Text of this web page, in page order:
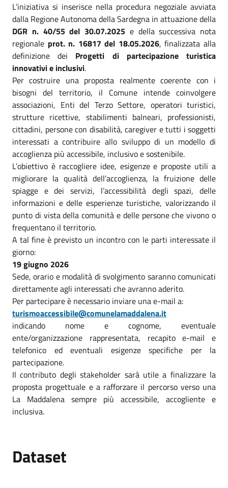
L’iniziativa si inserisce nella procedura negoziale avviata
dalla Regione Autonoma della Sardegna in attuazione della
DGR n. 40/55 del 30.07.2025 e della successiva nota
regionale prot. n. 16817 del 18.05.2026, finalizzata alla
definizione dei Progetti di partecipazione turistica
innovativi e inclusivi.
Per costruire una proposta realmente coerente con i
bisogni del territorio, il Comune intende coinvolgere
associazioni, Enti del Terzo Settore, operatori turistici,
strutture ricettive, stabilimenti balneari, professionisti,
cittadini, persone con disabilità, caregiver e tutti i soggetti
interessati a contribuire allo sviluppo di un modello di
accoglienza più accessibile, inclusivo e sostenibile.
L’obiettivo è raccogliere idee, esigenze e proposte utili a
migliorare la qualità dell’accoglienza, la fruizione delle
spiagge e dei servizi, l’accessibilità degli spazi, delle
informazioni e delle esperienze turistiche, valorizzando il
punto di vista della comunità e delle persone che vivono o
frequentano il territorio.
A tal fine è previsto un incontro con le parti interessate il
giorno:
19 giugno 2026
Sede, orario e modalità di svolgimento saranno comunicati
direttamente agli interessati che avranno aderito.
Per partecipare è necessario inviare una e-mail a:
turismoaccessibile@comunelamaddalena.it
indicando nome e cognome, eventuale
ente/organizzazione rappresentata, recapito e-mail e
telefonico ed eventuali esigenze specifiche per la
partecipazione.
Il contributo degli stakeholder sarà utile a finalizzare la
proposta progettuale e a rafforzare il percorso verso una
La Maddalena sempre più accessibile, accogliente e
inclusiva.
Dataset